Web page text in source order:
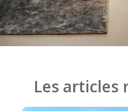
Les articles